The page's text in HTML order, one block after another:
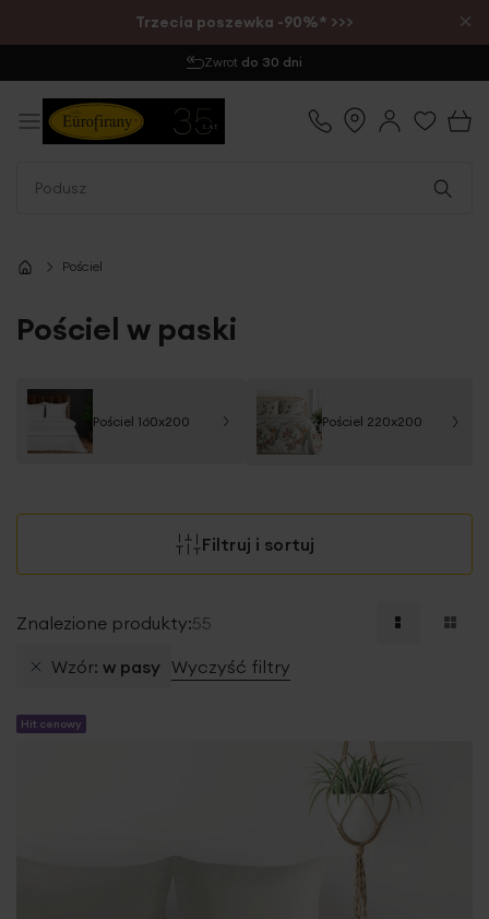
Trzecia poszewka -90%* >>> ×
Wysyłka 1-2 dni
Pościel
Pościel w paski
Pościel 160x200 Pościel 220x200
Filtruj i sortuj
Znalezione produkty:55
Wzór w pasy Wyczyść filtry
Hit cenowy